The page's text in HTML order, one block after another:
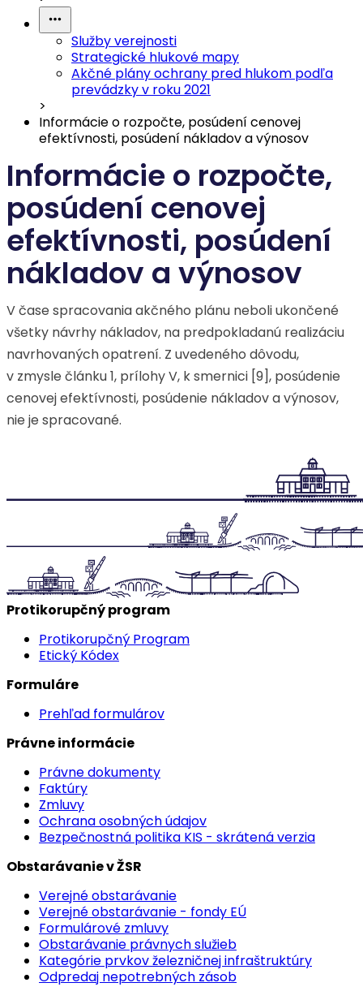
Služby verejnosti
Strategické hlukové mapy
Akčné plány ochrany pred hlukom podľa
prevádzky v roku 2021
>
Informácie o rozpočte, posúdení cenovej
efektívnosti, posúdení nákladov a výnosov
Informácie o rozpočte,
posúdení cenovej
efektívnosti, posúdení
nákladov a výnosov
V čase spracovania akčného plánu neboli ukončené
všetky návrhy nákladov, na predpokladanú realizáciu
navrhovaných opatrení. Z uvedeného dôvodu,
v zmysle článku 1, prílohy V, k smernici [9], posúdenie
cenovej efektívnosti, posúdenie nákladov a výnosov,
nie je spracované.
Protikorupčný program
Protikorupčný Program
Etický Kódex
Formuláre
Prehľad formulárov
Právne informácie
Právne dokumenty
Faktúry
Zmluvy
Ochrana osobných údajov
Bezpečnostná politika KIS - skrátená verzia
Obstarávanie v ŽSR
Verejné obstarávanie
Verejné obstarávanie - fondy EÚ
Formulárové zmluvy
Obstarávanie právnych služieb
Kategórie prvkov železničnej infraštruktúry
Odpredaj nepotrebných zásob